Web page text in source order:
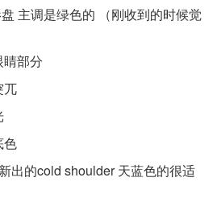
主调是绿色的 （刚收到的时候觉
部分
兀
色
出的cold shoulder 天蓝色的很适